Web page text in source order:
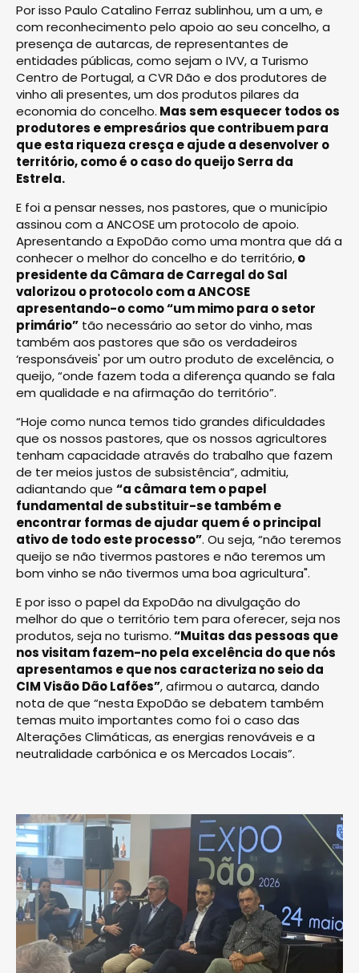
Por isso Paulo Catalino Ferraz sublinhou, um a um, e
com reconhecimento pelo apoio ao seu concelho, a
presença de autarcas, de representantes de
entidades públicas, como sejam o IVV, a Turismo
Centro de Portugal, a CVR Dão e dos produtores de
vinho ali presentes, um dos produtos pilares da
economia do concelho. Mas sem esquecer todos os
produtores e empresários que contribuem para
que esta riqueza cresça e ajude a desenvolver o
território, como é o caso do queijo Serra da
Estrela.
E foi a pensar nesses, nos pastores, que o município
assinou com a ANCOSE um protocolo de apoio.
Apresentando a ExpoDão como uma montra que dá a
conhecer o melhor do concelho e do território,o
presidente da Câmara de Carregal do Sal
valorizou o protocolo com a ANCOSE
apresentando-o como “um mimo para o setor
primário” tão necessário ao setor do vinho, mas
também aos pastores que são os verdadeiros
‘responsáveis' por um outro produto de excelência, o
queijo, “onde fazem toda a diferença quando se fala
em qualidade e na afirmação do território”.
“Hoje como nunca temos tido grandes dificuldades
que os nossos pastores, que os nossos agricultores
tenham capacidade através do trabalho que fazem
de ter meios justos de subsistência”, admitiu,
adiantando que “a câmara tem o papel
fundamental de substituir-se também e
encontrar formas de ajudar quem é o principal
ativo de todo este processo”. Ou seja, “não teremos
queijo se não tivermos pastores e não teremos um
bom vinho se não tivermos uma boa agricultura".
E por isso o papel da ExpoDão na divulgação do
melhor do que o território tem para oferecer, seja nos
produtos, seja no turismo.“Muitas das pessoas que
nos visitam fazem-no pela excelência do que nós
apresentamos e que nos caracteriza no seio da
CIM Visão Dão Lafões”, afirmou o autarca, dando
nota de que “nesta ExpoDão se debatem também
temas muito importantes como foi o caso das
Alterações Climáticas, as energias renováveis e a
neutralidade carbónica e os Mercados Locais”.